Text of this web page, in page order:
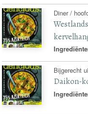
Diner /
Bijgerecht
Daikon-